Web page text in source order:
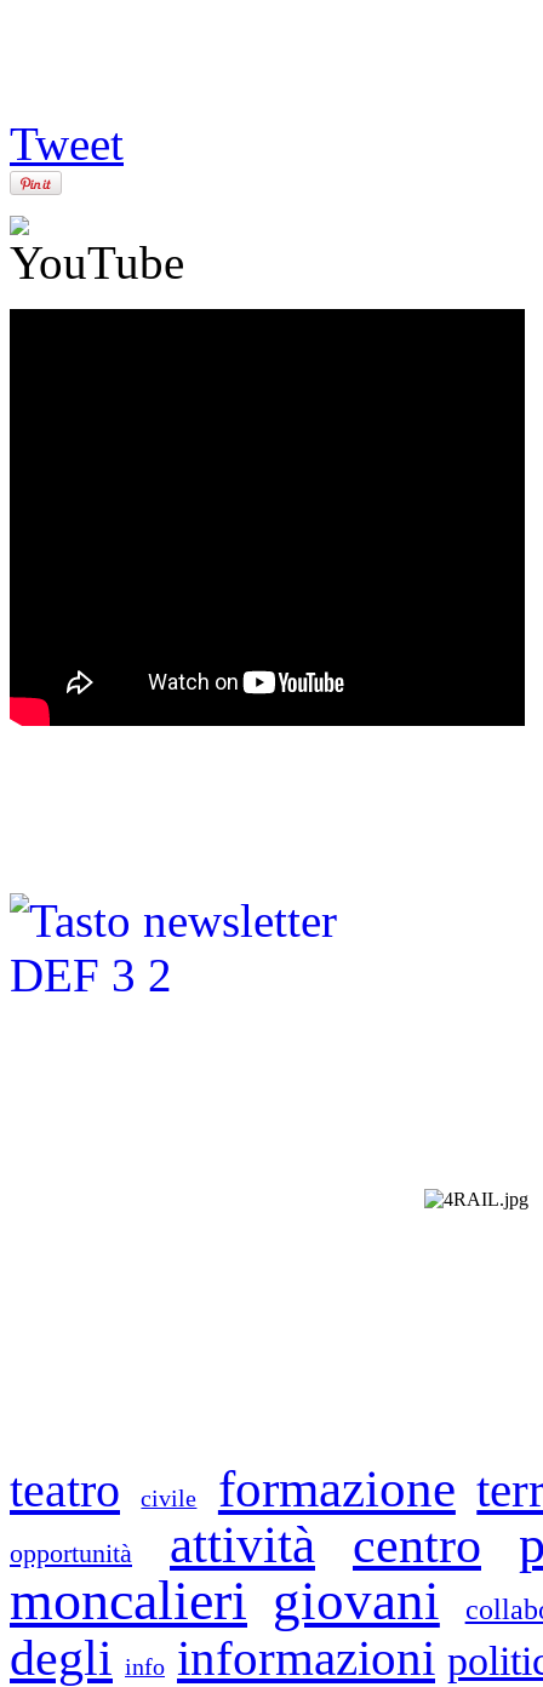
Tweet
teatro civile formazione
opportunità attività centro
moncalieri giovani
degli info informazioni